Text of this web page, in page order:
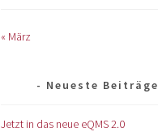
« März
Neueste Beiträge
Jetzt in das neue eQMS 2.0